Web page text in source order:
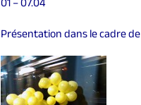
01 – 07.04
Présentation dans le cadre de